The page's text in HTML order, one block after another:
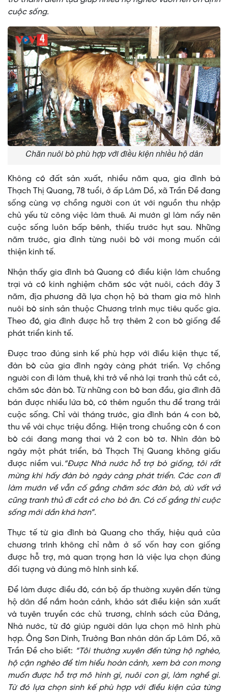
cuộc sống.
Chăn nuôi bò phù hợp với điều kiện nhiều hộ dân
Không có đất sản xuất, nhiều năm qua, gia đình bà
Thạch Thị Quang, 78 tuổi, ở ấp Lâm Dồ, xã Trần Đề đang
sống cùng vợ chồng người con út với nguồn thu nhập
chủ yếu từ công việc làm thuê. Ai mướn gì làm nấy nên
cuộc sống luôn bấp bênh, thiếu trước hụt sau. Những
năm trước, gia đình từng nuôi bò với mong muốn cải
thiện kinh tế.
Nhận thấy gia đình bà Quang có điều kiện làm chuồng
trại và có kinh nghiệm chăm sóc vật nuôi, cách đây 3
năm, địa phương đã lựa chọn hộ bà tham gia mô hình
nuôi bò sinh sản thuộc Chương trình mục tiêu quốc gia.
Theo đó, gia đình được hỗ trợ thêm 2 con bò giống để
phát triển kinh tế.
Được trao đúng sinh kế phù hợp với điều kiện thực tế,
đàn bò của gia đình ngày càng phát triển. Vợ chồng
người con đi làm thuê, khi trở về nhà lại tranh thủ cắt cỏ,
chăm sóc đàn bò. Từ những con bò ban đầu, gia đình đã
bán được nhiều lứa bò, có thêm nguồn thu để trang trải
cuộc sống. Chỉ vài tháng trước, gia đình bán 4 con bò,
thu về vài chục triệu đồng. Hiện trong chuồng còn 6 con
bò cái đang mang thai và 2 con bò tơ. Nhìn đàn bò
ngày một phát triển, bà Thạch Thị Quang không giấu
được niềm vui. “Được Nhà nước hỗ trợ bò giống, tôi rất
mừng khi hấy đàn bò ngày càng phát triển. Các con đi
làm mướn về vẫn cố gắng chăm sóc đàn bò, dù vất vả
cũng tranh thủ đi cắt cỏ cho bò ăn. Có cố gắng thì cuộc
sống mới dần khá hơn”.
Thực tế từ gia đình bà Quang cho thấy, hiệu quả của
chương trình không chỉ nằm ở số vốn hay con giống
được hỗ trợ, mà quan trọng hơn là việc lựa chọn đúng
đối tượng và đúng mô hình sinh kế.
Để làm được điều đó, cán bộ ấp thường xuyên đến từng
hộ dân để nắm hoàn cảnh, khảo sát điều kiện sản xuất
và tuyên truyền các chủ trương, chính sách của Đảng,
Nhà nước, từ đó giúp người dân lựa chọn mô hình phù
hợp. Ông Sơn Dinh, Trưởng Ban nhân dân ấp Lâm Dồ, xã
Trần Đề cho biết: “Tôi thường xuyên đến từng hộ nghèo,
hộ cận nghèo để tìm hiểu hoàn cảnh, xem bà con mong
muốn được hỗ trợ mô hình gì, nuôi con gì, làm nghề gì.
Từ đó lựa chọn sinh kế phù hợp với điều kiện của từng